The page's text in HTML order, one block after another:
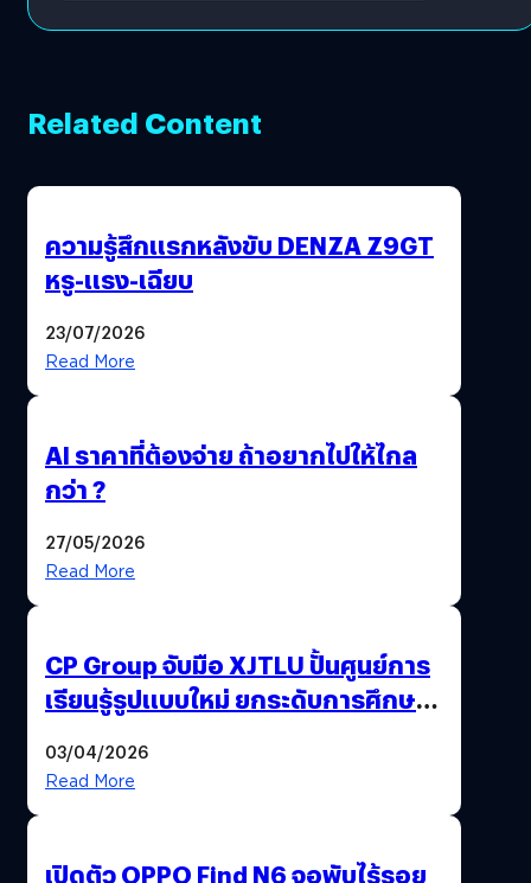
Related Content
ความรู้สึกแรกหลังขับ DENZA Z9GT
หรู-แรง-เฉียบ
23/07/2026
Read More
AI ราคาที่ต้องจ่าย ถ้าอยากไปให้ไกล
กว่า ?
27/05/2026
Read More
CP Group จับมือ XJTLU ปั้นศูนย์การ
เรียนรู้รูปแบบใหม่ ยกระดับการศึกษา
03/04/2026
Read More
เปิดตัว OPPO Find N6 จอพับไร้รอย